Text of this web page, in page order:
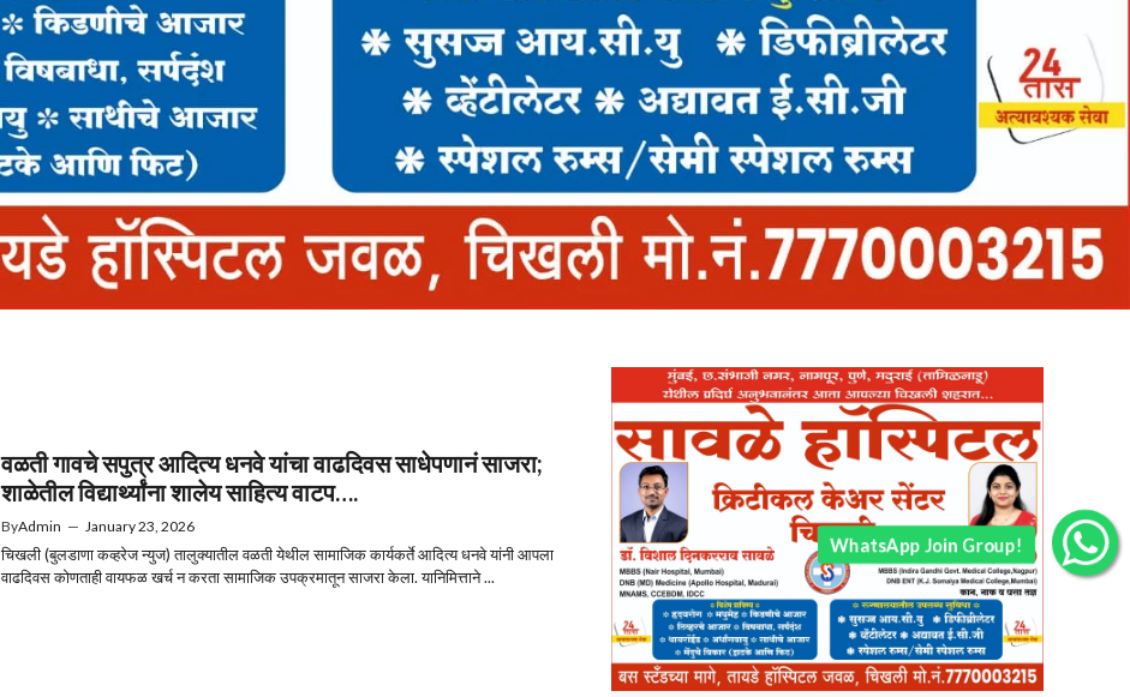
वळती गावचे सपुत्र आदित्य धनवे यांचा वाढदिवस साधेपणानं साजरा;
शाळेतील विद्यार्थ्यांना शालेय साहित्य वाटप….
ByAdmin — January 23, 2026
चिखली (बुलडाणा कव्हरेज न्युज) तालुक्यातील वळती येथील सामाजिक कार्यकर्ते आदित्य धनवे यांनी आपला
वाढदिवस कोणताही वायफळ खर्च न करता सामाजिक उपक्रमातून साजरा केला. यानिमित्ताने ...
WhatsApp Join Group!